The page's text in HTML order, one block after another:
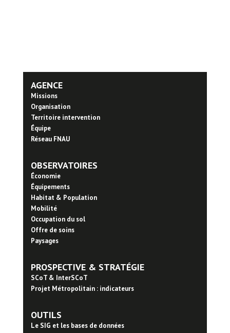
AGENCE
Missions
Organisation
Territoire intervention
Équipe
Réseau FNAU
OBSERVATOIRES
Économie
Équipements
Habitat & Population
Mobilité
Occupation du sol
Offre de soins
Paysages
PROSPECTIVE & STRATÉGIE
SCoT & InterSCoT
Projet Métropolitain : indicateurs
OUTILS
Le SIG et les bases de données